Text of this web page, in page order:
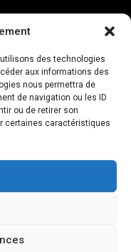
des technologies
aux informations des
nous permettra de
de navigation ou les ID
ou de retirer son
certaines caractéristiques
27